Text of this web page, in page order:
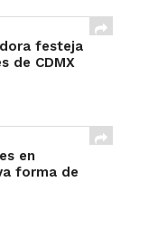
festeja
de CDMX
en
forma de